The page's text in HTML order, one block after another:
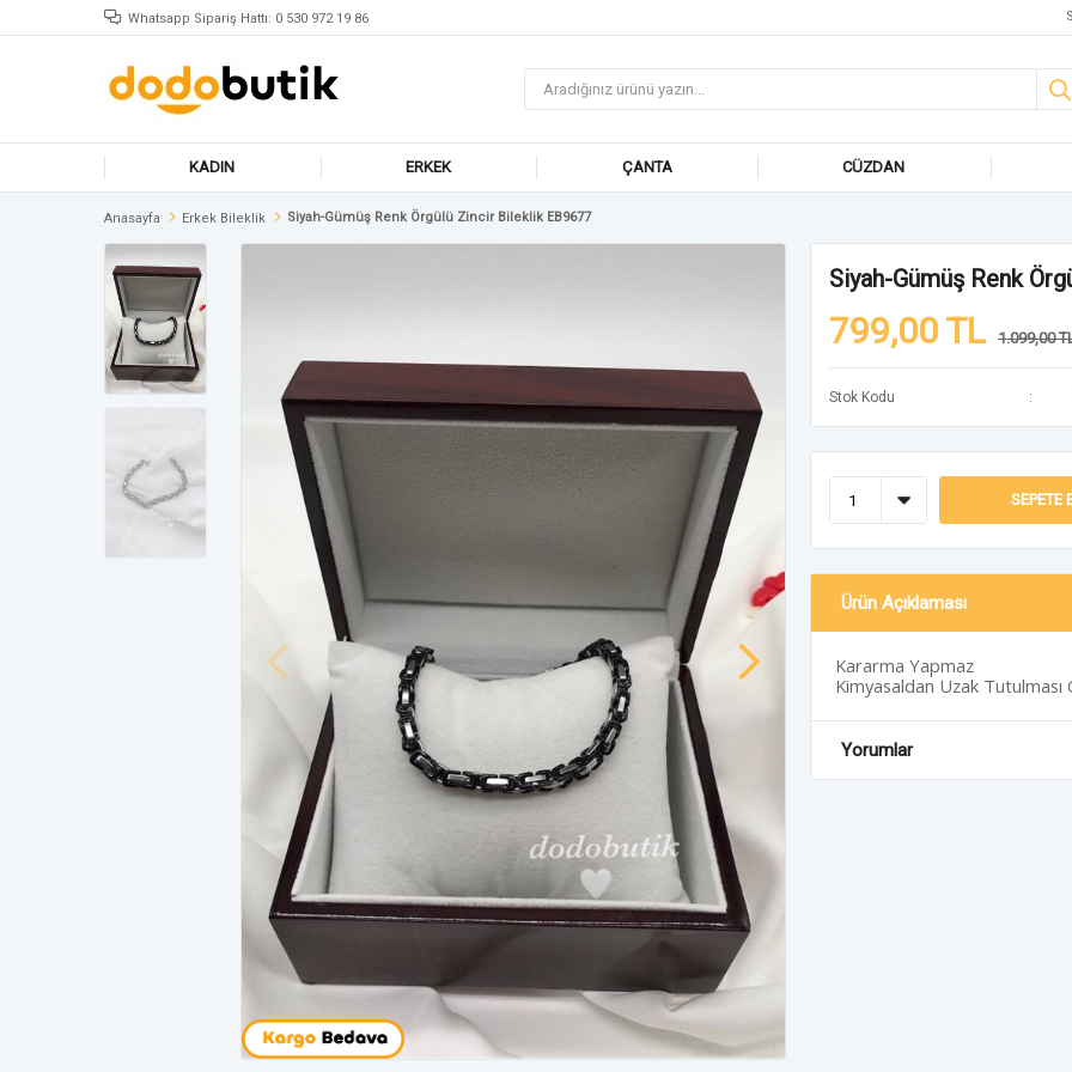
Whatsapp Sipariş Hattı: 0 530 972 19 86
KADIN ERKEK ÇANTA CÜZDAN
Anasayfa Erkek Bileklik Siyah-Gümüş Renk Örgülü Zincir Bileklik EB9677
Siyah-Gümüş Renk
799,00 TL 1.099,00
Stok Kodu
SEPETE
Ürün Açıklaması
Kararma Yapmaz
Kimyasaldan Uzak Tutulması
Yorumlar